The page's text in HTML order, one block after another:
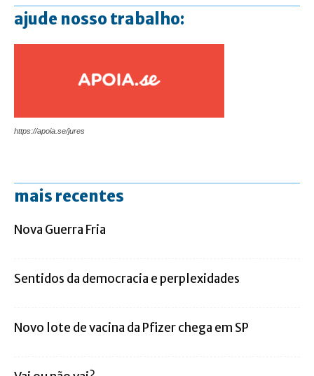
ajude nosso trabalho:
https://apoia.se/jures
mais recentes
Nova Guerra Fria
Sentidos da democracia e perplexidades
Novo lote de vacina da Pfizer chega em SP